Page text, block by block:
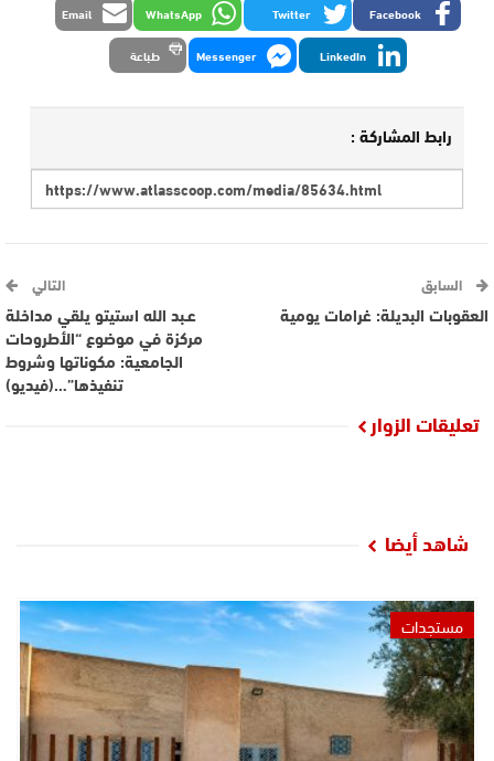
Facebook
Twitter
WhatsApp
Email
LinkedIn
Messenger طباعة
رابط المشاركة :
السابق
العقوبات البديلة: غرامات يومية
التالي
عـبد الله استيتو يلقي مداخلة
مركزة في موضوع “الأطروحات
الجامعية: مكوناتها وشروط
تنفيذها”…(فيديو)
تعليقات الزوار
شاهد أيضا
مستجدات